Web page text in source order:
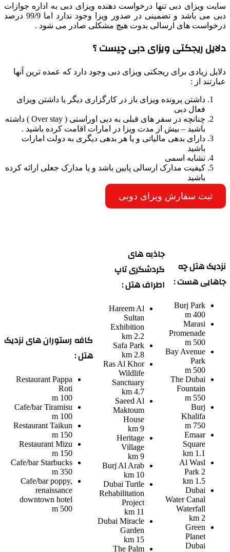
سایت ویزای دبی تنها درخواست دهنده ویزای دبی به اداره جوازات
دبی می باشد و تضمینی در صدور ویزا وجود ندارد اما 99/9 درصد
درخواست های ارسالی بدوت هیچ مشکلی صادر می شود .
دلایل ریجکتی ویزای دبی چیست ؟
دلایل زیادی برای ریجکتی ویزای دبی وجود دارد که عمده ترین آنها
عبارتند از :
داشتن پرونده ویزای باز در کارگزاری دیگر یا داشتن ویزای
فعال دبی
چنانچه در سفر های قبلی به دبی اوراستی ( Over stay ) داشته
باشید – بیش از مدت ویزا در امارات اقامت کرده باشید .
دارای بدهی مالیاتی و یا هر بدهی دیگری به دولت امارات
باشید
تشابه اسمی
کیفیت مدارک ارسالی پایین باشد و یا مدارک جعلی ارائه کرده
باشید
ثبت سفارش ویزای دوبی
نزدیک هتل چه
جاهایی هست :
Burj Park
400 m
Marasi
Promenade
500 m
Bay Avenue
Park
500 m
The Dubai
Fountain
550 m
Burj
Khalifa
750 m
Emaar
Square
1.1 km
Al Wasl
Park 2
1.5 km
Dubai
Water Canal
Waterfall
2 km
Green
Planet
Dubai
جاذبه های
گردشگری تاپ
اطراف هتل :
Hareem Al
Sultan
Exhibition
2.2 km
Safa Park
2.8 km
Ras Al Khor
Wildlife
Sanctuary
4.7 km
Saeed Al
Maktoum
House
9 km
Heritage
Village
9 km
Burj Al Arab
10 km
Dubai Turtle
Rehabilitation
Project
11 km
Dubai Miracle
Garden
15 km
The Palm
کافه رستوران های نزدیک
هتل :
RestaurantPappa
Roti
100 m
Cafe/barTiramisu
100 m
RestaurantTaikun
150 m
RestaurantMizu
150 m
Cafe/bar Starbucks
350 m
Cafe/barpoppy,
renaissance
downtown hotel
500 m